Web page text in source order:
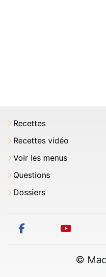
Recettes
Recettes vidéo
Voir les menus
Questions
Dossiers
facebook
©